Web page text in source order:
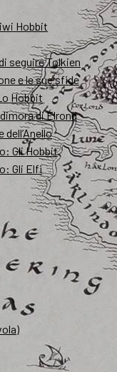
Hobbit
seguire Tolkien
e le sue sfide
Hobbit
di Elrond
Gli Hobbit
Gli Elfi